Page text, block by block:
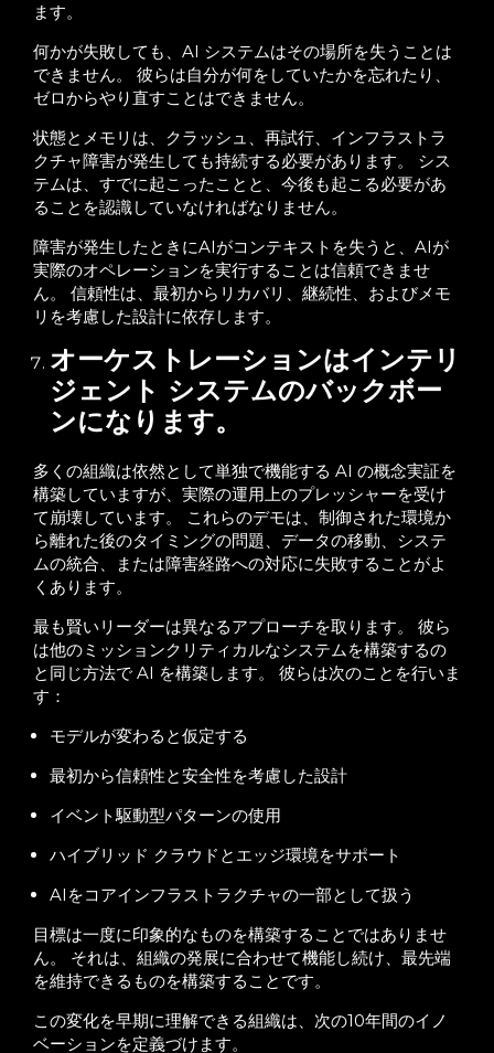
ます。
何かが失敗しても、AI システムはその場所を失うことは
できません。 彼らは自分が何をしていたかを忘れたり、
ゼロからやり直すことはできません。
状態とメモリは、クラッシュ、再試行、インフラストラ
クチャ障害が発生しても持続する必要があります。 シス
テムは、すでに起こったことと、今後も起こる必要があ
ることを認識していなければなりません。
障害が発生したときにAIがコンテキストを失うと、AIが
実際のオペレーションを実行することは信頼できませ
ん。 信頼性は、最初からリカバリ、継続性、およびメモ
リを考慮した設計に依存します。
オーケストレーションはインテリ
ジェント システムのバックボー
ンになります。
多くの組織は依然として単独で機能する AI の概念実証を
構築していますが、実際の運用上のプレッシャーを受け
て崩壊しています。 これらのデモは、制御された環境か
ら離れた後のタイミングの問題、データの移動、システ
ムの統合、または障害経路への対応に失敗することがよ
くあります。
最も賢いリーダーは異なるアプローチを取ります。 彼ら
は他のミッションクリティカルなシステムを構築するの
と同じ方法で AI を構築します。 彼らは次のことを行いま
す：
モデルが変わると仮定する
最初から信頼性と安全性を考慮した設計
イベント駆動型パターンの使用
ハイブリッド クラウドとエッジ環境をサポート
AIをコアインフラストラクチャの一部として扱う
目標は一度に印象的なものを構築することではありませ
ん。 それは、組織の発展に合わせて機能し続け、最先端
を維持できるものを構築することです。
この変化を早期に理解できる組織は、次の10年間のイノ
ベーションを定義づけます。